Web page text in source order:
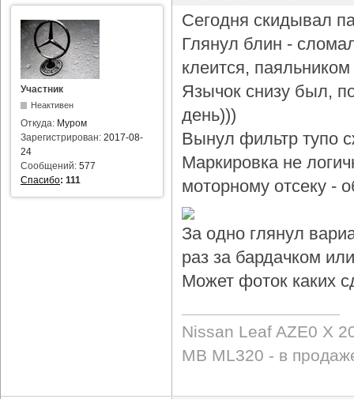
Участник
Неактивен
Откуда: Муром
Зарегистрирован: 2017-08-
24
Сообщений: 577
Спасибо: 111
Сегодня скидывал
Глянул блин -
клеится,
Язычок снизу был,
день)))
Вынул фильтр тупо
Маркировка не
моторному отсеку -
За одно глянул
раз за бардачком
Может фоток каких
Nissan Leaf AZE0 X
MB ML320 - в